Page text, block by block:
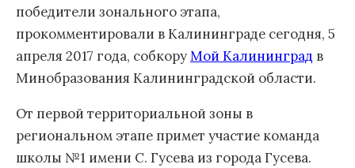
победители зонального этапа,
прокомментировали в Калининграде сегодня, 5
апреля 2017 года, собкоруМой Калининград в
Минобразования Калининградской области.
От первой территориальной зоны в
региональном этапе примет участие команда
школы №1 имени С. Гусева из города Гусева.